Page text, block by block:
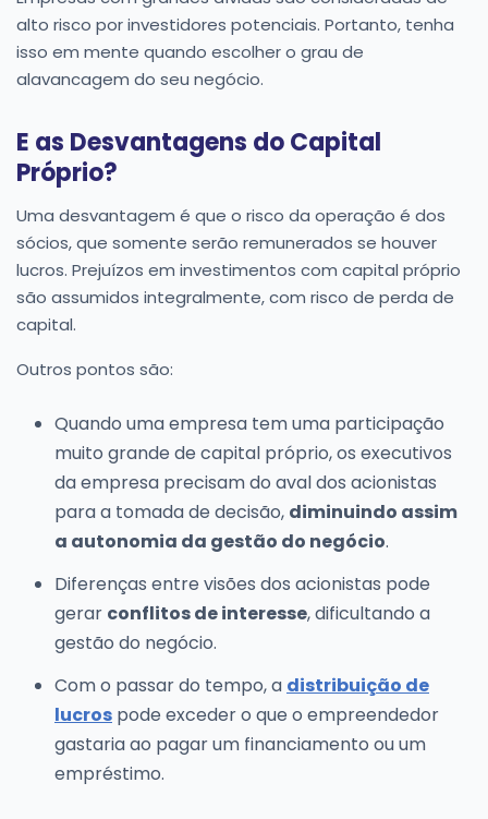
alto risco por investidores potenciais. Portanto, tenha
isso em mente quando escolher o grau de
alavancagem do seu negócio.
E as Desvantagens do Capital
Próprio?
Uma desvantagem é que o risco da operação é dos
sócios, que somente serão remunerados se houver
lucros. Prejuízos em investimentos com capital próprio
são assumidos integralmente, com risco de perda de
capital.
Outros pontos são:
Quando uma empresa tem uma participação
muito grande de capital próprio, os executivos
da empresa precisam do aval dos acionistas
para a tomada de decisão, diminuindo assim
a autonomia da gestão do negócio.
Diferenças entre visões dos acionistas pode
gerar conflitos de interesse, dificultando a
gestão do negócio.
Com o passar do tempo, a distribuição de
lucros pode exceder o que o empreendedor
gastaria ao pagar um financiamento ou um
empréstimo.